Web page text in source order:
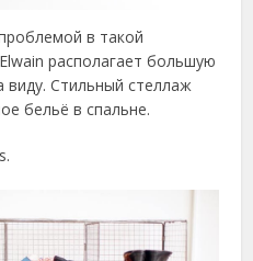
в такой
располагает большую
виду. Стильный стеллаж
бельё в спальне.